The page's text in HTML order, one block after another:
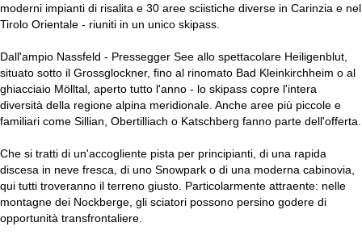
moderni impianti di risalita e 30 aree sciistiche diverse in Carinzia e nel
Tirolo Orientale - riuniti in un unico skipass.
Dall'ampio Nassfeld - Pressegger See allo spettacolare Heiligenblut,
situato sotto il Grossglockner, fino al rinomato Bad Kleinkirchheim o al
ghiacciaio Mölltal, aperto tutto l'anno - lo skipass copre l'intera
diversità della regione alpina meridionale. Anche aree più piccole e
familiari come Sillian, Obertilliach o Katschberg fanno parte dell'offerta.
Che si tratti di un'accogliente pista per principianti, di una rapida
discesa in neve fresca, di uno Snowpark o di una moderna cabinovia,
qui tutti troveranno il terreno giusto. Particolarmente attraente: nelle
montagne dei Nockberge, gli sciatori possono persino godere di
opportunità transfrontaliere.